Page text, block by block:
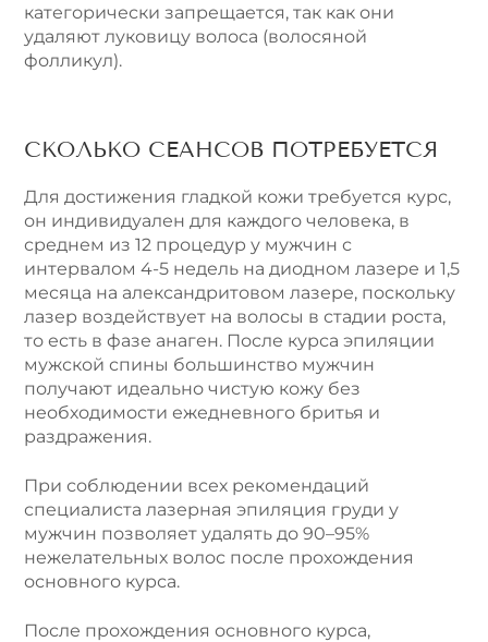
категорически запрещается, так как они
удаляют луковицу волоса (волосяной
фолликул).
СКОЛЬКО СЕАНСОВ ПОТРЕБУЕТСЯ
Для достижения гладкой кожи требуется курс,
он индивидуален для каждого человека, в
среднем из 12 процедур у мужчин с
интервалом 4-5 недель на диодном лазере и 1,5
месяца на александритовом лазере, поскольку
лазер воздействует на волосы в стадии роста,
то есть в фазе анаген. После курса эпиляции
мужской спины большинство мужчин
получают идеально чистую кожу без
необходимости ежедневного бритья и
раздражения.
При соблюдении всех рекомендаций
специалиста лазерная эпиляция груди у
мужчин позволяет удалять до 90–95%
нежелательных волос после прохождения
основного курса.
После прохождения основного курса,